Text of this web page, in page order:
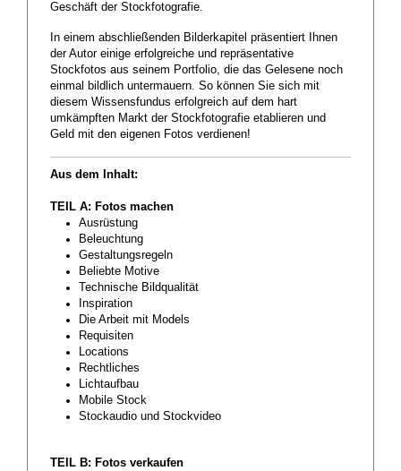
Geschäft der Stockfotografie.
In einem abschließenden Bilderkapitel präsentiert Ihnen
der Autor einige erfolgreiche und repräsentative
Stockfotos aus seinem Portfolio, die das Gelesene noch
einmal bildlich untermauern. So können Sie sich mit
diesem Wissensfundus erfolgreich auf dem hart
umkämpften Markt der Stockfotografie etablieren und
Geld mit den eigenen Fotos verdienen!
Aus dem Inhalt:
TEIL A: Fotos machen
Ausrüstung
Beleuchtung
Gestaltungsregeln
Beliebte Motive
Technische Bildqualität
Inspiration
Die Arbeit mit Models
Requisiten
Locations
Rechtliches
Lichtaufbau
Mobile Stock
Stockaudio und Stockvideo
TEIL B: Fotos verkaufen